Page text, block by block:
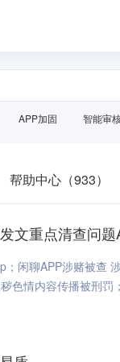
APP加固 智能审
帮助中心（933）
文重点清查问
闲聊APP涉赌被查
色情内容传播被刑